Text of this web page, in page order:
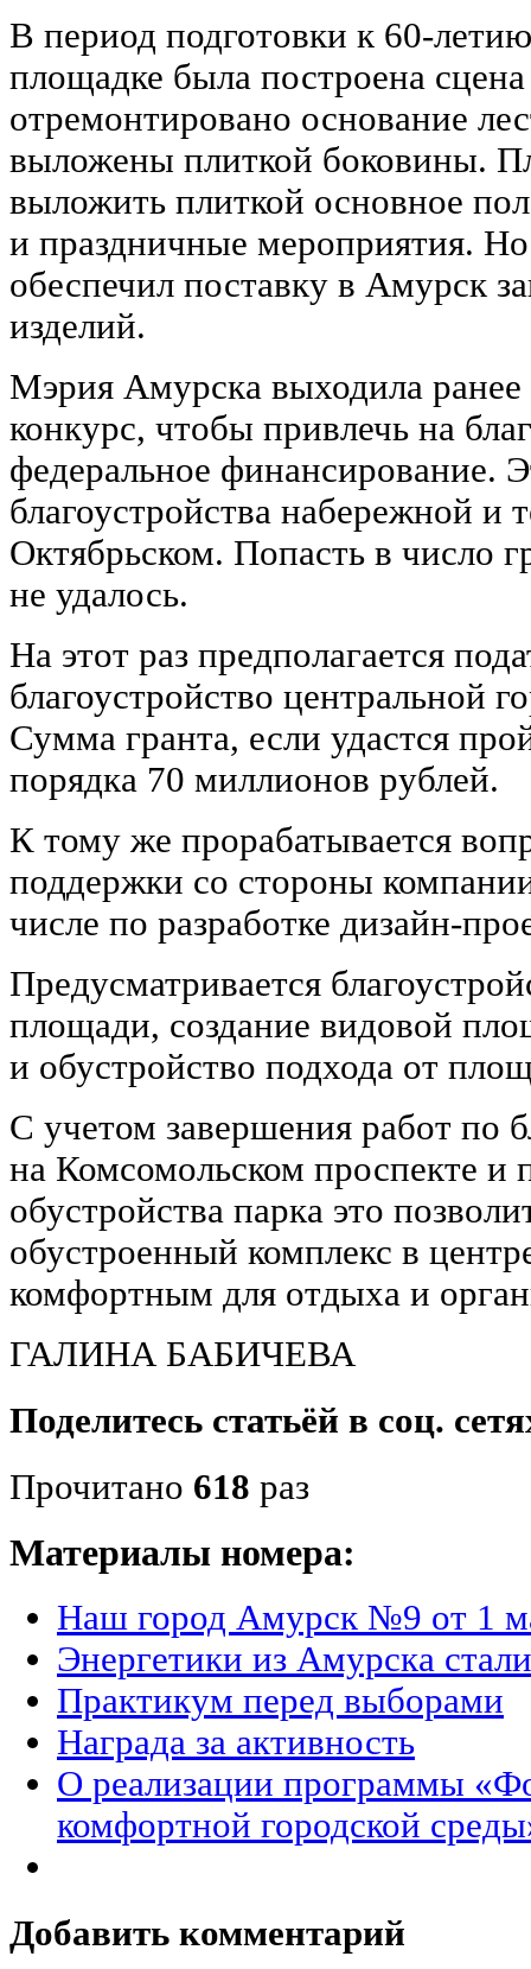
В период подготовки к 60-
площадке была построена
отремонтировано основание
выложены плиткой боковины.
выложить плиткой основное
и праздничные мероприятия.
обеспечил поставку в Амурск
изделий.
Мэрия Амурска выходила
конкурс, чтобы привлечь на
федеральное финансирование.
благоустройства набережной и
Октябрьском. Попасть в число
не удалось.
На этот раз предполагается
благоустройство центральной
Сумма гранта, если удастся
порядка 70 миллионов рублей.
К тому же прорабатывается
поддержки со стороны
числе по разработке дизайн-
Предусматривается
площади, создание видовой
и обустройство подхода от
С учетом завершения работ по
на Комсомольском проспекте и
обустройства парка это
обустроенный комплекс в
комфортным для отдыха и
ГАЛИНА БАБИЧЕВА
Поделитесь статьёй в соц.
Прочитано 618 раз
Материалы номера:
Наш город Амурск №9 от 1
Энергетики из Амурска
Практикум перед выборами
Награда за активность
О реализации программы
комфортной городской
Добавить комментарий